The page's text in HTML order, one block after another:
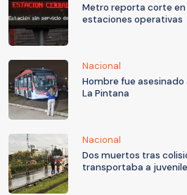
Metro reporta corte en
estaciones operativas
Nacional
Hombre fue asesinado
La Pintana
Nacional
Dos muertos tras
transportaba a